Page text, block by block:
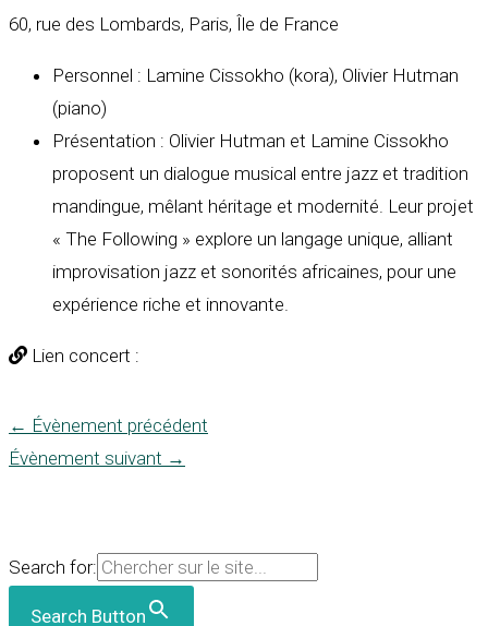
60, rue des Lombards, Paris, Île de France
Personnel : Lamine Cissokho (kora), Olivier Hutman
(piano)
Présentation : Olivier Hutman et Lamine Cissokho
proposent un dialogue musical entre jazz et tradition
mandingue, mêlant héritage et modernité. Leur projet
« The Following » explore un langage unique, alliant
improvisation jazz et sonorités africaines, pour une
expérience riche et innovante.
Lien concert :
← Évènement précédent
Évènement suivant →
Search for:
Search Button